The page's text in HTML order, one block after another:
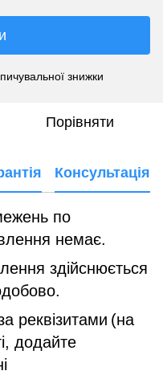
знижки
Порівняти
Консультація
по
немає.
здійснюється
реквізитами (на
додайте